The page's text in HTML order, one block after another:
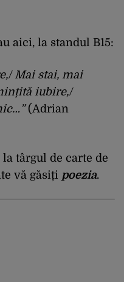
aici, la standul B15:
Mai stai, mai
iubire,/
(Adrian
târgul de carte de
vă găsiți poezia.